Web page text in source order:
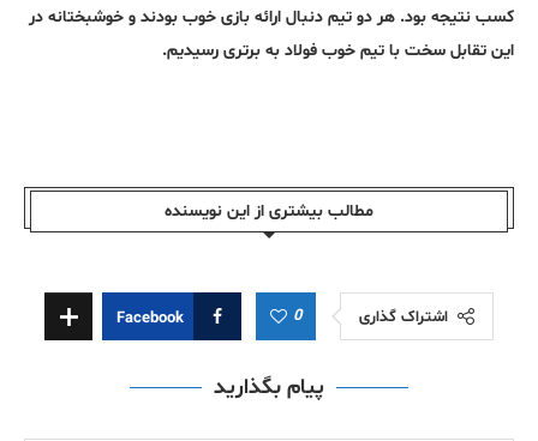
کسب نتیجه بود. هر دو تیم دنبال ارائه بازی خوب بودند و خوشبختانه در
این تقابل سخت با تیم خوب فولاد به برتری رسیدیم.
مطالب بیشتری از این نویسندە
اشتراک گذاری 0
Facebook
پیام بگذارید